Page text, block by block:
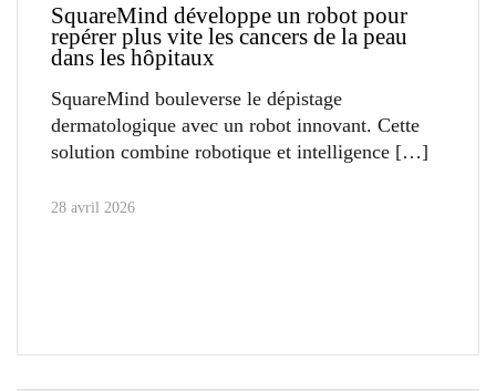
SquareMind développe un robot pour
repérer plus vite les cancers de la peau
dans les hôpitaux
SquareMind bouleverse le dépistage
dermatologique avec un robot innovant. Cette
solution combine robotique et intelligence
28 avril 2026